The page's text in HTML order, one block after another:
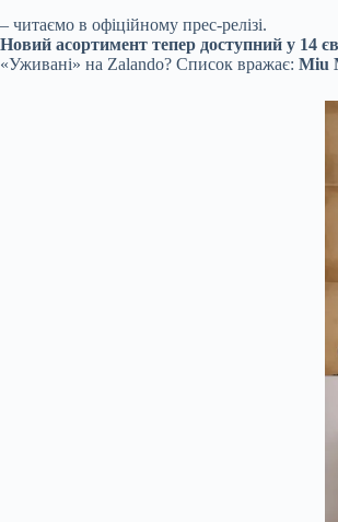
– читаємо в офіційному прес-релізі.
Новий асортимент тепер доступний у 14
«Уживані» на Zalando? Список вражає: Miu